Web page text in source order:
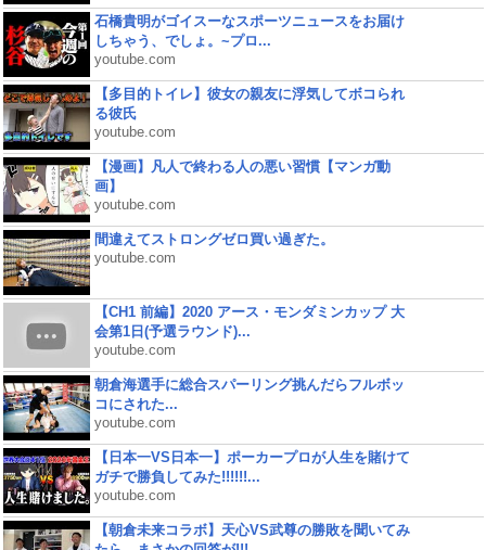
石橋貴明がゴイスーなスポーツニュースをお届け
しちゃう、でしょ。~プロ...
youtube.com
【多目的トイレ】彼女の親友に浮気してボコられ
る彼氏
youtube.com
【漫画】凡人で終わる人の悪い習慣【マンガ動
画】
youtube.com
間違えてストロングゼロ買い過ぎた。
youtube.com
【CH1 前編】2020 アース・モンダミンカップ 大
会第1日(予選ラウンド)...
youtube.com
朝倉海選手に総合スパーリング挑んだらフルボッ
コにされた...
youtube.com
【日本一VS日本一】ポーカープロが人生を賭けて
ガチで勝負してみた!!!!!!...
youtube.com
【朝倉未来コラボ】天心VS武尊の勝敗を聞いてみ